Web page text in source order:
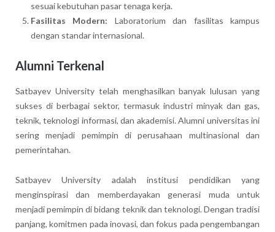
sesuai kebutuhan pasar tenaga kerja.
Fasilitas Modern: Laboratorium dan fasilitas kampus
dengan standar internasional.
Alumni Terkenal
Satbayev University telah menghasilkan banyak lulusan yang
sukses di berbagai sektor, termasuk industri minyak dan gas,
teknik, teknologi informasi, dan akademisi. Alumni universitas ini
sering menjadi pemimpin di perusahaan multinasional dan
pemerintahan.
Satbayev University adalah institusi pendidikan yang
menginspirasi dan memberdayakan generasi muda untuk
menjadi pemimpin di bidang teknik dan teknologi. Dengan tradisi
panjang, komitmen pada inovasi, dan fokus pada pengembangan